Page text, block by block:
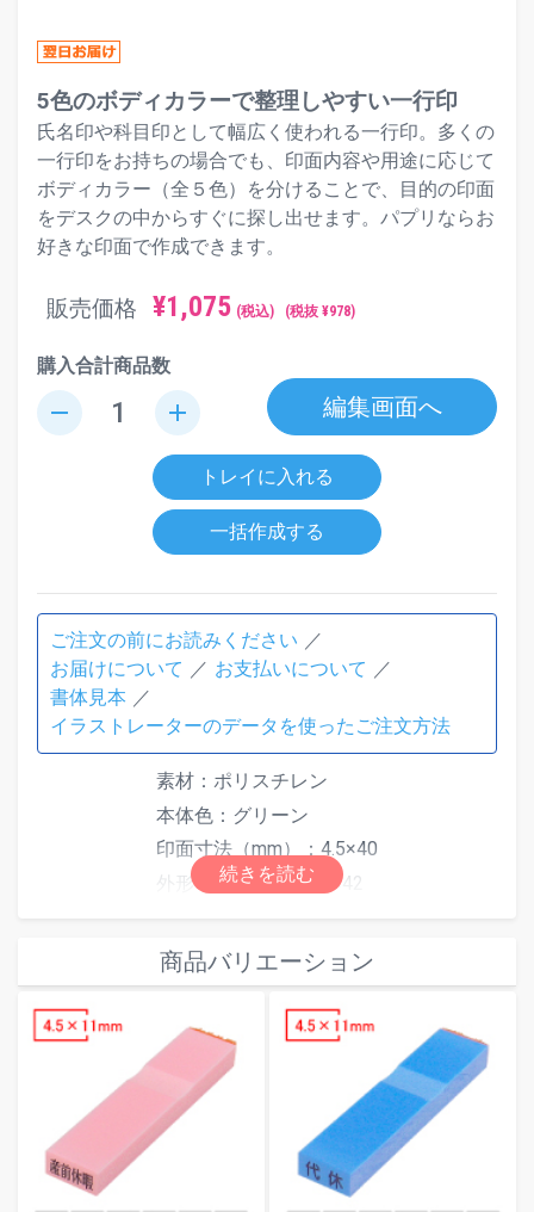
5色のボディカラーで整理しやすい一行印
氏名印や科目印として幅広く使われる一行印。多くの
一行印をお持ちの場合でも、印面内容や用途に応じて
ボディカラー（全５色）を分けることで、目的の印面
をデスクの中からすぐに探し出せます。パプリならお
好きな印面で作成できます。
販売価格 ¥1,075 (税込) (税抜 ¥978)
購入合計商品数
remove add 編集画面へ
トレイに入れる
一括作成する
ご注文の前にお読みください
お届けについて
お支払いについて
書体見本
イラストレーターのデータを使ったご注文方法
素材：ポリスチレン
本体色：グリーン
印面寸法（mm）：4.5×40
外形寸法（mm）：6×42
ます。文字数超過で「はみ出しエラ
ー」となった場合は、自由編集機能で
文字数またはサイズを調整してくださ
い。
別途スタンプ台をご使用ください。ス
タンプ台は
からご注文いただけ
ます。
フォント（書体）サンプル
商品バリエーション